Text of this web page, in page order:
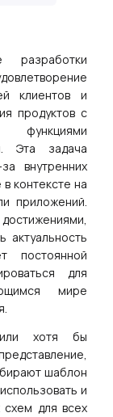
Встречи и
и Анализ
Целиs
БКГ
клиентов и
продуктов с
функциями
Эта задача
внутренних
контексте на
приложений.
актуальность
постоянной
для
мире
хотя бы
шаблон
и
схем для всех